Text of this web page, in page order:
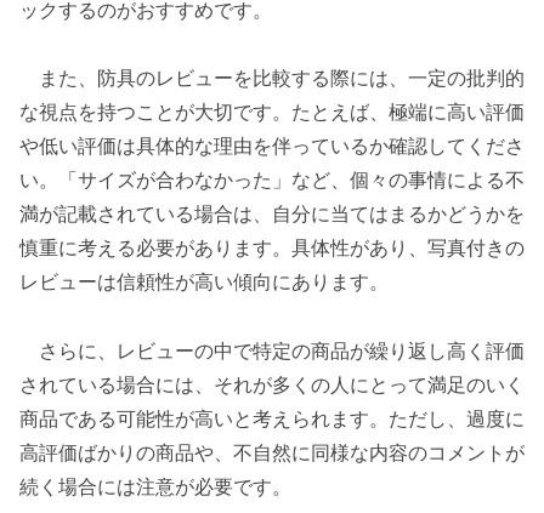
ックするのがおすすめです。
また、防具のレビューを比較する際には、一定の批判的
な視点を持つことが大切です。たとえば、極端に高い評価
や低い評価は具体的な理由を伴っているか確認してくださ
い。「サイズが合わなかった」など、個々の事情による不
満が記載されている場合は、自分に当てはまるかどうかを
慎重に考える必要があります。具体性があり、写真付きの
レビューは信頼性が高い傾向にあります。
さらに、レビューの中で特定の商品が繰り返し高く評価
されている場合には、それが多くの人にとって満足のいく
商品である可能性が高いと考えられます。ただし、過度に
高評価ばかりの商品や、不自然に同様な内容のコメントが
続く場合には注意が必要です。